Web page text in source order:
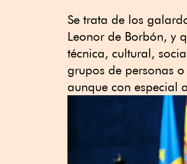
Se trata de los
Leonor de Borbón, y
técnica, cultural,
grupos de personas
aunque con especial